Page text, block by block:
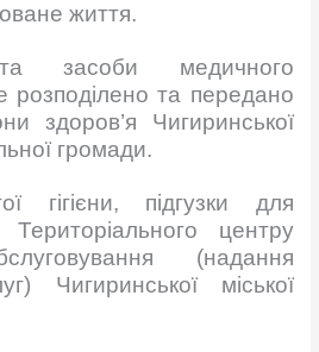
життя.
засоби медичного
розподілено та передано
здоров’я Чигиринської
громади.
гігієни, підгузки для
центру
(надання
Чигиринської міської